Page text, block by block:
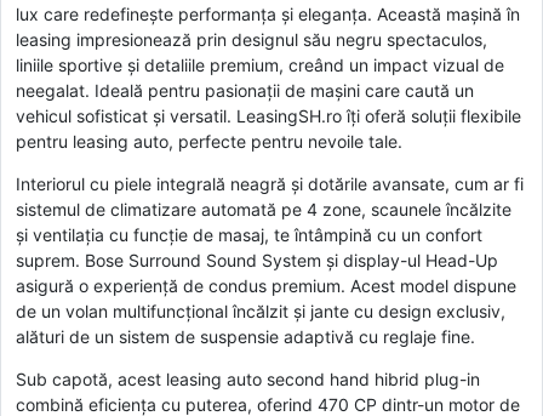
lux care redefinește performanța și eleganța. Această mașină în
leasing impresionează prin designul său negru spectaculos,
liniile sportive și detaliile premium, creând un impact vizual de
neegalat. Ideală pentru pasionații de mașini care caută un
vehicul sofisticat și versatil. LeasingSH.ro îți oferă soluții flexibile
pentru leasing auto, perfecte pentru nevoile tale.
Interiorul cu piele integrală neagră și dotările avansate, cum ar fi
sistemul de climatizare automată pe 4 zone, scaunele încălzite
și ventilația cu funcție de masaj, te întâmpină cu un confort
suprem. Bose Surround Sound System și display-ul Head-Up
asigură o experiență de condus premium. Acest model dispune
de un volan multifuncțional încălzit și jante cu design exclusiv,
alături de un sistem de suspensie adaptivă cu reglaje fine.
Sub capotă, acest leasing auto second hand hibrid plug-in
combină eficiența cu puterea, oferind 470 CP dintr-un motor de